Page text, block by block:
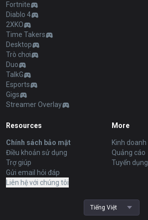
Fortnite
Diablo 4
2XKO
Time Takers
Desktop
Trò chơi
Duo
TalkG
Esports
Gigs
Streamer Overlay
Resources
Chính sách bảo mật
Điều khoản sử dụng
Trợ giúp
Gửi email hỏi đáp
Liên hệ với chúng tôi
More
Kinh doanh
Quảng cáo
Tuyển dụng
Tiếng Việt